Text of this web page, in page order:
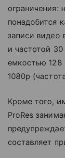
ограничения:
понадобится
записи видео
и частотой
емкостью 128
1080p
Кроме того, и
ProRes
составляет